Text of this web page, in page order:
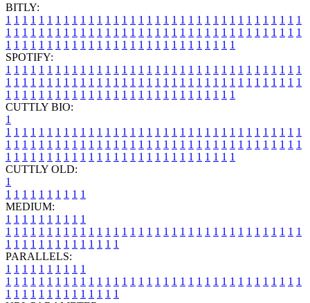
BITLY:
1 1 1 1 1 1 1 1 1 1 1 1 1 1 1 1 1 1 1 1 1 1 1 1 1 1 1 1 1 1 1 1 1 1 1 1
1 1 1 1 1 1 1 1 1 1 1 1 1 1 1 1 1 1 1 1 1 1 1 1 1 1 1 1 1 1 1 1 1 1 1 1
1 1 1 1 1 1 1 1 1 1 1 1 1 1 1 1 1 1 1 1 1 1 1 1 1 1 1 1
SPOTIFY:
1 1 1 1 1 1 1 1 1 1 1 1 1 1 1 1 1 1 1 1 1 1 1 1 1 1 1 1 1 1 1 1 1 1 1 1
1 1 1 1 1 1 1 1 1 1 1 1 1 1 1 1 1 1 1 1 1 1 1 1 1 1 1 1 1 1 1 1 1 1 1 1
1 1 1 1 1 1 1 1 1 1 1 1 1 1 1 1 1 1 1 1 1 1 1 1 1 1 1 1
CUTTLY BIO:
1
1 1 1 1 1 1 1 1 1 1 1 1 1 1 1 1 1 1 1 1 1 1 1 1 1 1 1 1 1 1 1 1 1 1 1 1
1 1 1 1 1 1 1 1 1 1 1 1 1 1 1 1 1 1 1 1 1 1 1 1 1 1 1 1 1 1 1 1 1 1 1 1
1 1 1 1 1 1 1 1 1 1 1 1 1 1 1 1 1 1 1 1 1 1 1 1 1 1 1 1
CUTTLY OLD:
1
1 1 1 1 1 1 1 1 1 1
MEDIUM:
1 1 1 1 1 1 1 1 1 1
1 1 1 1 1 1 1 1 1 1 1 1 1 1 1 1 1 1 1 1 1 1 1 1 1 1 1 1 1 1 1 1 1 1 1 1
1 1 1 1 1 1 1 1 1 1 1 1 1 1
PARALLELS:
1 1 1 1 1 1 1 1 1 1
1 1 1 1 1 1 1 1 1 1 1 1 1 1 1 1 1 1 1 1 1 1 1 1 1 1 1 1 1 1 1 1 1 1 1 1
1 1 1 1 1 1 1 1 1 1 1 1 1 1